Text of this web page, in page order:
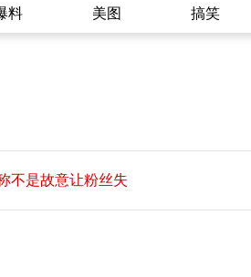
料 美图 搞笑
不是故意让粉丝失
不是故意让粉丝失